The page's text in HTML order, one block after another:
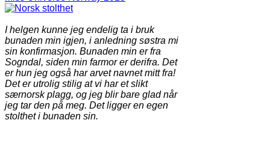
I helgen kunne jeg endelig ta i bruk
bunaden min igjen, i anledning søstra mi
sin konfirmasjon. Bunaden min er fra
Sogndal, siden min farmor er derifra. Det
er hun jeg også har arvet navnet mitt fra!
Det er utrolig stilig at vi har et slikt
særnorsk plagg, og jeg blir bare glad når
jeg tar den på meg. Det ligger en egen
stolthet i bunaden sin.